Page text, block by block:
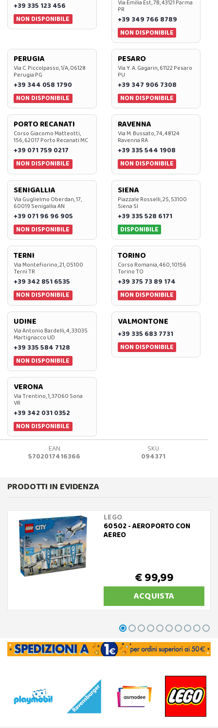
+39 335 123 456
NON DISPONIBILE
Via Emilia Est, 7B, 43121 Parma
PR
+39 349 766 8789
NON DISPONIBILE
PERUGIA
Via C. Piccolpasso, 1/A, 06128
Perugia PG
+39 344 058 1790
NON DISPONIBILE
PESARO
Via Y. A. Gagarin, 61122 Pesaro
PU
+39 347 906 7308
NON DISPONIBILE
PORTO RECANATI
Corso Giacomo Matteotti,
156, 62017 Porto Recanati MC
+39 071 759 0217
NON DISPONIBILE
RAVENNA
Via M. Bussato, 74, 48124
Ravenna RA
+39 335 544 1908
NON DISPONIBILE
SENIGALLIA
Via Guglielmo Oberdan, 17,
60019 Senigallia AN
+39 071 96 96 905
NON DISPONIBILE
SIENA
Piazzale Rosselli, 25, 53100
Siena SI
+39 335 528 6171
DISPONIBILE
TERNI
Via Montefiorino, 21, 05100
Terni TR
+39 342 851 6535
NON DISPONIBILE
TORINO
Corso Romania, 460, 10156
Torino TO
+39 375 73 89 174
NON DISPONIBILE
UDINE
Via Antonio Bardelli, 4, 33035
Martignacco UD
+39 335 584 7128
NON DISPONIBILE
VALMONTONE
+39 335 683 7731
NON DISPONIBILE
VERONA
Via Trentino, 1, 37060 Sona
VR
+39 342 031 0352
NON DISPONIBILE
EAN
5702017416366
SKU
094371
PRODOTTI IN EVIDENZA
LEGO
60502 - AEROPORTO CON
AEREO
€ 99,99
ACQUISTA